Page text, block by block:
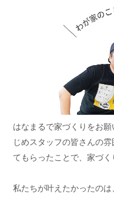
はなまるで家づくりをお
じめスタッフの皆さんの
てもらったことで、家づく
私たちが叶えたかったの